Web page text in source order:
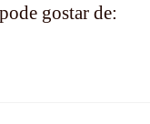
gostar de: